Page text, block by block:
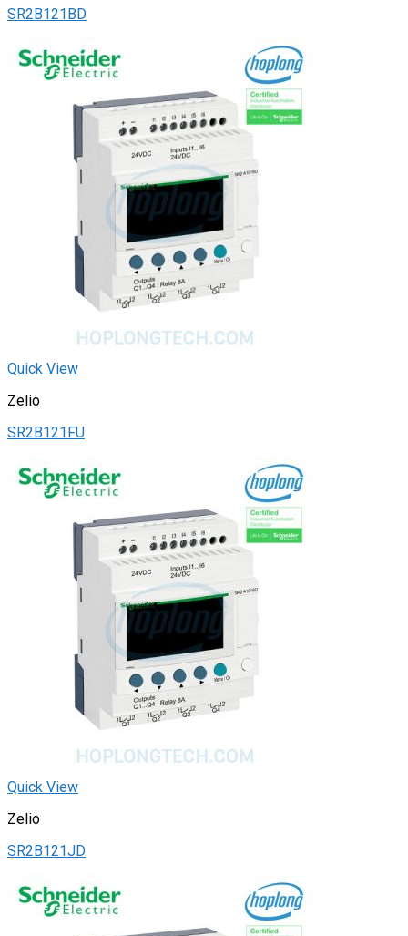
SR2B121BD
Quick View
Zelio
SR2B121FU
Quick View
Zelio
SR2B121JD